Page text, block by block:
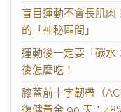
盲目運動不會長肌
的「神秘區間」
運動後一定要「碳水
後怎麼吃！
膝蓋前十字韌帶（